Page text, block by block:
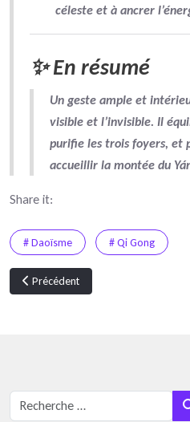
céleste et à ancrer
✨ En résumé
Un geste ample et
visible et l’invisible. Il
purifie les trois foyers, et
accueillir la montée du
Share it:
# Daoïsme # Qi Gong
Article précédent : Jié Qì 7 : 立夏
Précédent
Rechercher